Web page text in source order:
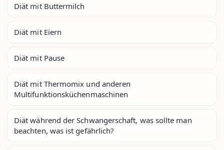
Diät mit Buttermilch
Diät mit Eiern
Diät mit Pause
Diät mit Thermomix und anderen
Multifunktionsküchenmaschinen
Diät während der Schwangerschaft, was sollte man
beachten, was ist gefährlich?